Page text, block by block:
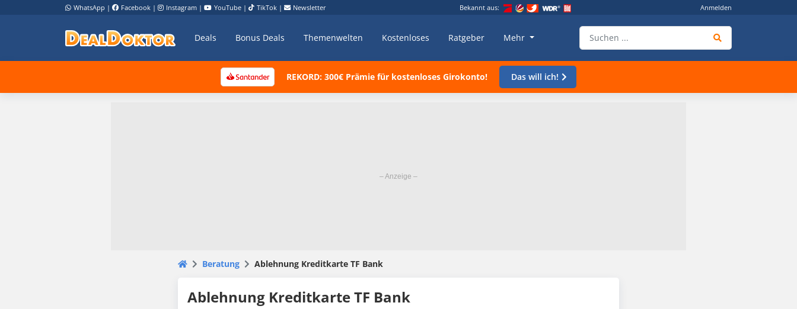
WhatsApp | Facebook | Instagram | YouTube | TikTok | Newsletter Bekannt aus: Anmelden
Deals Bonus Deals Themenwelten Kostenloses Ratgeber Mehr
REKORD: 300€ Prämie für kostenloses Girokonto! Das will ich!
Beratung Ablehnung Kreditkarte TF Bank
Ablehnung Kreditkarte TF Bank